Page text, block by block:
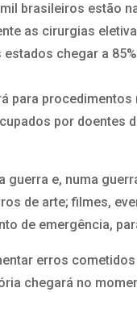
brasileiros estão
as cirurgias
chegar a
para
por doentes
guerra e, numa
de arte; filmes,
de emergência,
erros
chegará no